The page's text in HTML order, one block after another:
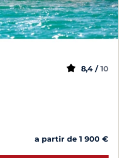
8,4 / 10
a partir de 1 900 €